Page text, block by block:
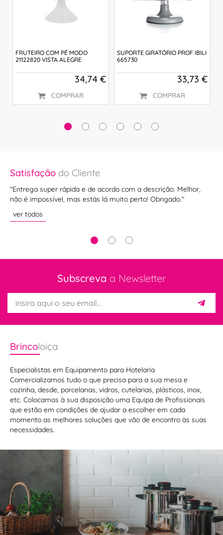
FRUTEIRO COM PÉ MODO
21122820 VISTA ALEGRE
34,74 €
COMPRAR
SUPORTE GIRATÓRIO PROF IBILI
665730
33,73 €
COMPRAR
Satisfação do Cliente
"Entrega super rápida e de acordo com a descrição. Melhor,
não é impossível, mas estás lá muito perto! Obrigado."
ver todos
Subscreva a Newsletter
Brincoloiça
Especialistas em Equipamento para Hotelaria
Comercializamos tudo o que precisa para a sua mesa e
cozinha, desde, porcelanas, vidros, cutelarias, plásticos, inox,
etc. Colocamos à sua disposição uma Equipa de Profissionais
que estão em condições de ajudar a escolher em cada
momento as melhores soluções que vão de encontro às suas
necessidades.